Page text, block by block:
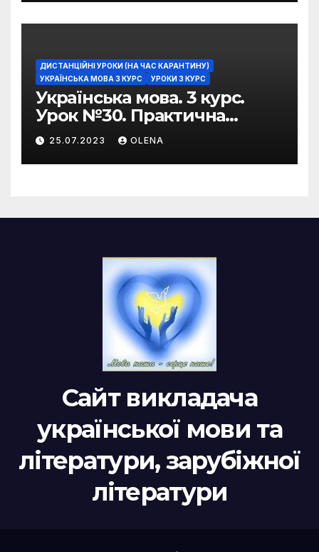
ДИСТАНЦІЙНІ УРОКИ (НА ЧАС КАРАНТИНУ)
УКРАЇНСЬКА МОВА 3 КУРС
УРОКИ 3 КУРС
Українська мова. 3 курс.
Урок №30. Практична
риторика. Оцінювальні
жанри. Характеристика
25.07.2023 OLENA
Сайт викладача
української мови та
літератури, зарубіжної
літератури